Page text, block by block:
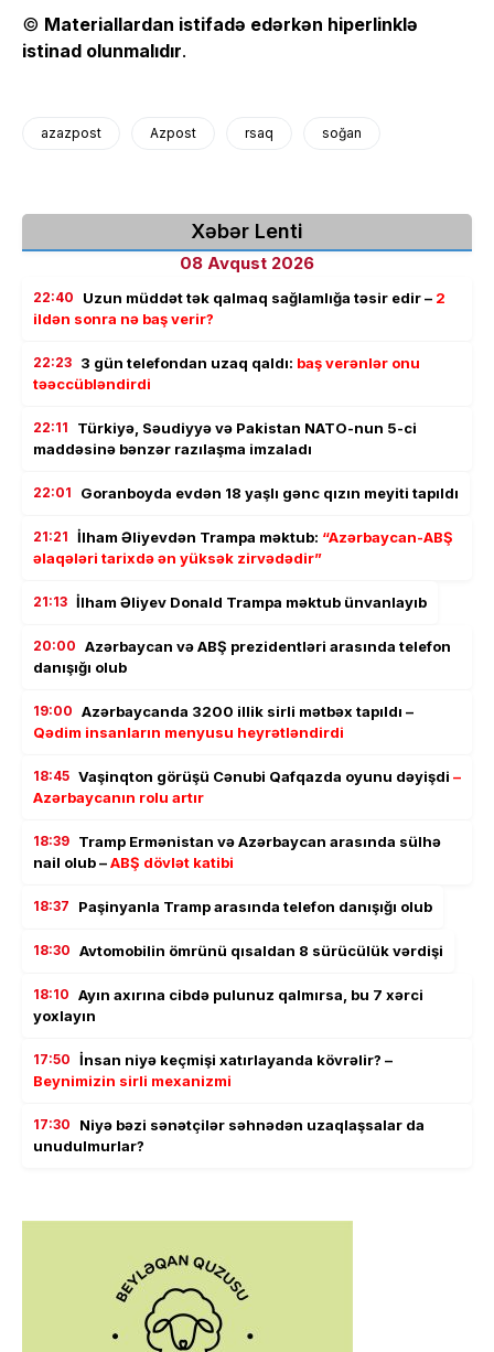
© Materiallardan istifadə edərkən hiperlinklə
istinad olunmalıdır.
azazpost Azpost rsaq soğan
Xəbər Lenti
08 Avqust 2026
22:40 Uzun müddət tək qalmaq sağlamlığa təsir edir – 2
ildən sonra nə baş verir?
22:23 3 gün telefondan uzaq qaldı: baş verənlər onu
təəccübləndirdi
22:11
Türkiyə, Səudiyyə və Pakistan NATO-nun 5-ci
maddəsinə bənzər razılaşma imzaladı
22:01 Goranboyda evdən 18 yaşlı gənc qızın meyiti tapıldı
21:21 İlham Əliyevdən Trampa məktub: “Azərbaycan-ABŞ
əlaqələri tarixdə ən yüksək zirvədədir”
21:13 İlham Əliyev Donald Trampa məktub ünvanlayıb
20:00 Azərbaycan və ABŞ prezidentləri arasında telefon
danışığı olub
19:00 Azərbaycanda 3200 illik sirli mətbəx tapıldı –
Qədim insanların menyusu heyrətləndirdi
18:45 Vaşinqton görüşü Cənubi Qafqazda oyunu dəyişdi –
Azərbaycanın rolu artır
18:39 Tramp Ermənistan və Azərbaycan arasında sülhə
nail olub –ABŞ dövlət katibi
18:37 Paşinyanla Tramp arasında telefon danışığı olub
18:30 Avtomobilin ömrünü qısaldan 8 sürücülük vərdişi
18:10 Ayın axırına cibdə pulunuz qalmırsa, bu 7 xərci
yoxlayın
17:50 İnsan niyə keçmişi xatırlayanda kövrəlir? –
Beynimizin sirli mexanizmi
17:30
Niyə bəzi sənətçilər səhnədən uzaqlaşsalar da
unudulmurlar?